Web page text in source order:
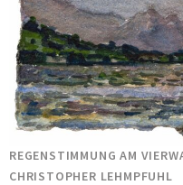
REGENSTIMMUNG AM
CHRISTOPHER LEHMPFUHL